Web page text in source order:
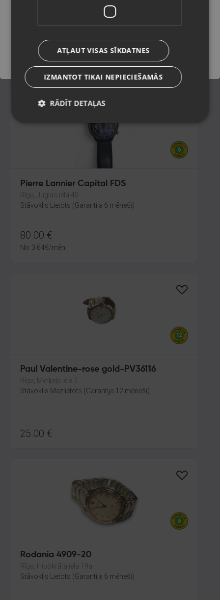
Stāvoklis Lietots (Garantija 6 mēneši)
18.00€
Pierre Lannier Capital FDS
Rīga, Juglas iela 45
Stāvoklis Lietots (Garantija 6 mēneši)
80.00 €
No 3.64€/mēn.
Paul Valentine-rose gold-PV36116
Rīga, Merķeļa iela 7
Stāvoklis Mazlietots (Garantija 12 mēneši)
25.00 €
Rodania 4909-20
Rīga, Hipokrāta iela 19a
Stāvoklis Lietots (Garantija 6 mēneši)
Saglabāt
ATĻAUT VISAS SĪKDATNES
IZMANTOT TIKAI NEPIECIEŠAMĀS
RĀDĪT DETAĻAS